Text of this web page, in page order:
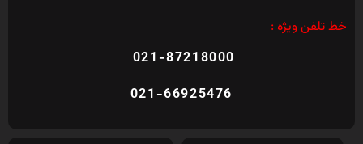
خط تلفن ویژه :
021-87218000
021-66925476